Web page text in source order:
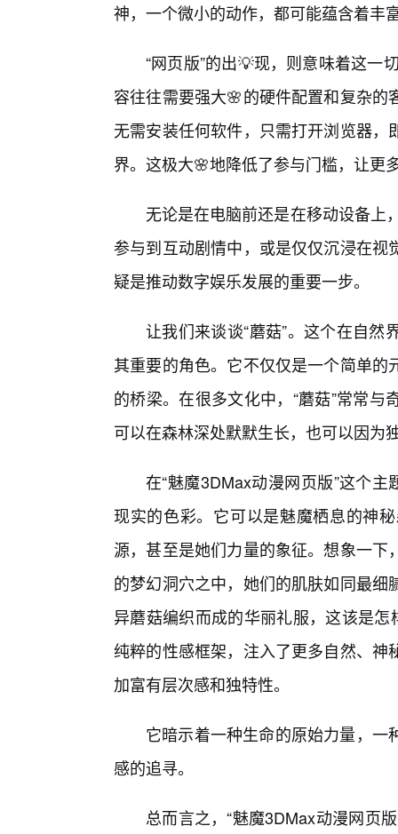
神，一个微小的动作，都可能蕴含着丰
“网页版”的出💡现，则意味着这一
容往往需要强大🌸的硬件配置和复杂
无需安装任何软件，只需打开浏览器
界。这极大🌸地降低了参与门槛，让更
无论是在电脑前还是在移动设备上
参与到互动剧情中，或是仅仅沉浸在
疑是推动数字娱乐发展的重要一步。
让我们来谈谈“蘑菇”。这个在自
其重要的角色。它不仅仅是一个简单
的桥梁。在很多文化中，“蘑菇”常常
可以在森林深处默默生长，也可以因为
在“魅魔3DMax动漫网页版”这个
现实的色彩。它可以是魅魔栖息的神
源，甚至是她们力量的象征。想象一
的梦幻洞穴之中，她们的肌肤如同最
异蘑菇编织而成的华丽礼服，这该是
纯粹的性感框架，注入了更多自然、
加富有层次感和独特性。
它暗示着一种生命的原始力量，
感的追寻。
总而言之，“魅魔3DMax动漫网页